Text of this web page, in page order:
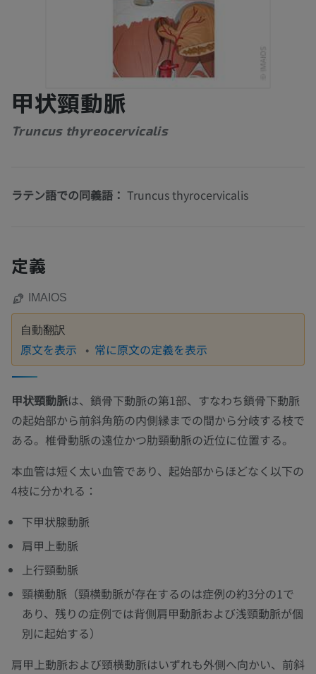
甲状頸動脈
Truncus thyreocervicalis
ラテン語での同義語： Truncus thyrocervicalis
定義
IMAIOS
自動翻訳
原文を表示 常に原文の定義を表示
甲状頸動脈は、鎖骨下動脈の第1部、すなわち鎖骨下動脈
の起始部から前斜角筋の内側縁までの間から分岐する枝で
ある。椎骨動脈の遠位かつ肋頸動脈の近位に位置する。
本血管は短く太い血管であり、起始部からほどなく以下の
4枝に分かれる：
下甲状腺動脈
肩甲上動脈
上行頸動脈
頸横動脈（頸横動脈が存在するのは症例の約3分の1で
あり、残りの症例では背側肩甲動脈および浅頸動脈が個
別に起始する）
肩甲上動脈および頸横動脈はいずれも外側へ向かい、前斜